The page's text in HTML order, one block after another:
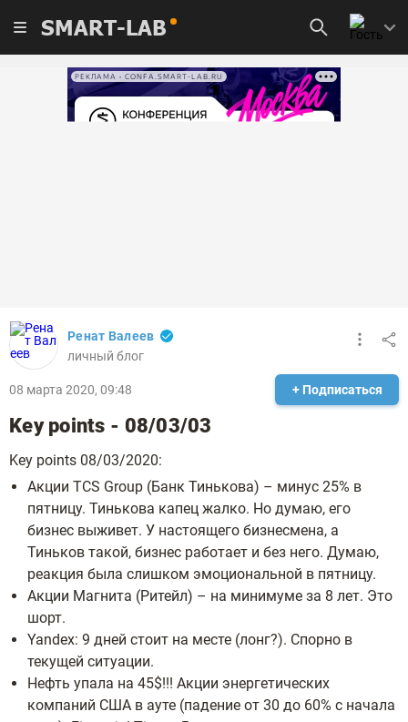
SMART-LAB
РЕКЛАМА • CONFA.SMART-LAB.RU
Ренат Валеев
личный блог
08 марта 2020, 09:48 + Подписаться
Key points - 08/03/03
Key points 08/03/2020:
Акции TCS Group (Банк Тинькова) – минус 25% в
пятницу. Тинькова капец жалко. Но думаю, его
бизнес выживет. У настоящего бизнесмена, а
Тиньков такой, бизнес работает и без него. Думаю,
реакция была слишком эмоциональной в пятницу.
Акции Магнита (Ритейл) – на минимуме за 8 лет. Это
шорт.
Yandex: 9 дней стоит на месте (лонг?). Спорно в
текущей ситуации.
Нефть упала на 45$!!! Акции энергетических
компаний США в ауте (падение от 30 до 60% с начала